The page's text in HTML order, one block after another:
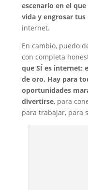
escenario en el
vida y engrosar
internet.
En cambio, puedo
con completa
que SÍ es internet:
de oro. Hay para
oportunidades
divertirse, para
para trabajar, para